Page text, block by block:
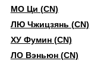
МО Ци (CN)
ЛЮ Чжицзянь (CN)
ХУ Фумин (CN)
ЛО Вэньюн (CN)